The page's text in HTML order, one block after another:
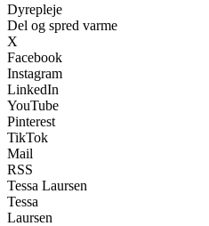
Dyrepleje
Del og spred varme
X
Facebook
Instagram
LinkedIn
YouTube
Pinterest
TikTok
Mail
RSS
Tessa Laursen
Tessa
Laursen